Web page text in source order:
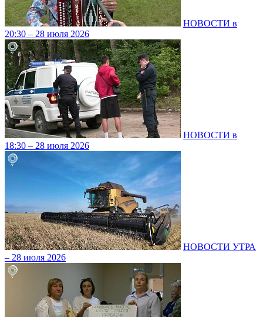
НОВОСТИ в
20:30 – 28 июля 2026
НОВОСТИ в
18:30 – 28 июля 2026
НОВОСТИ УТРА
– 28 июля 2026